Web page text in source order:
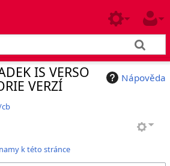
Nápověda
IS VERSO
VERZÍ
k této stránce